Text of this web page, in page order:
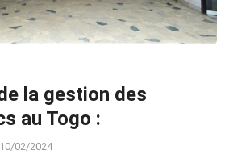
la gestion des
au Togo :
10/02/2024